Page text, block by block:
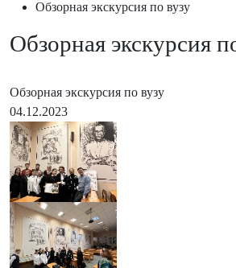
Обзорная экскурсия по вузу
Обзорная экскурсия
Обзорная экскурсия по вузу
04.12.2023